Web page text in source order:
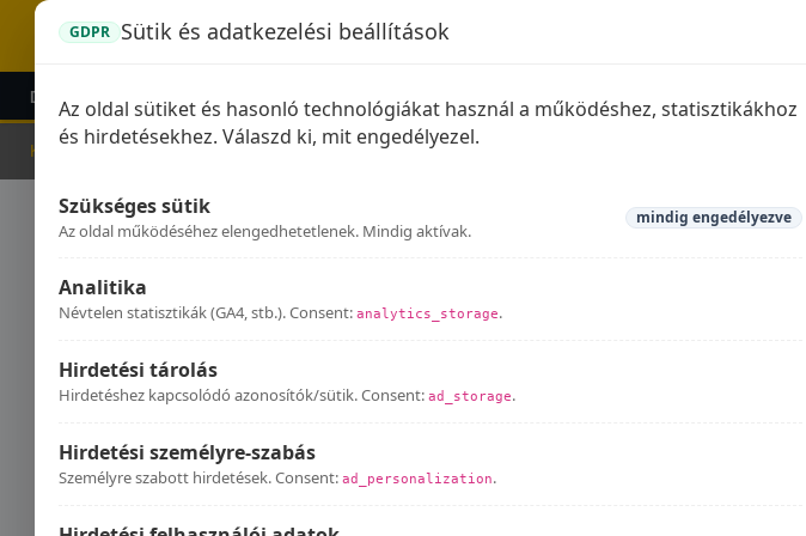
GDPR Sütik és adatkezelési beállítások
Az oldal sütiket és hasonló technológiákat használ a működéshez, statisztikákhoz
és hirdetésekhez. Válaszd ki, mit engedélyezel.
Szükséges sütik
Az oldal működéséhez elengedhetetlenek. Mindig aktívak.
mindig engedélyezve
Analitika
Névtelen statisztikák (GA4, stb.). Consent: analytics_storage.
Hirdetési tárolás
Hirdetéshez kapcsolódó azonosítók/sütik. Consent: ad_storage.
Hirdetési személyre-szabás
Személyre szabott hirdetések. Consent: ad_personalization.
DOMINATOR KIPUFOGÓK GPR KIPUFOGÓK KIEGÉSZÍTŐK KIPUFOGÓK
Kezdőlap
Online